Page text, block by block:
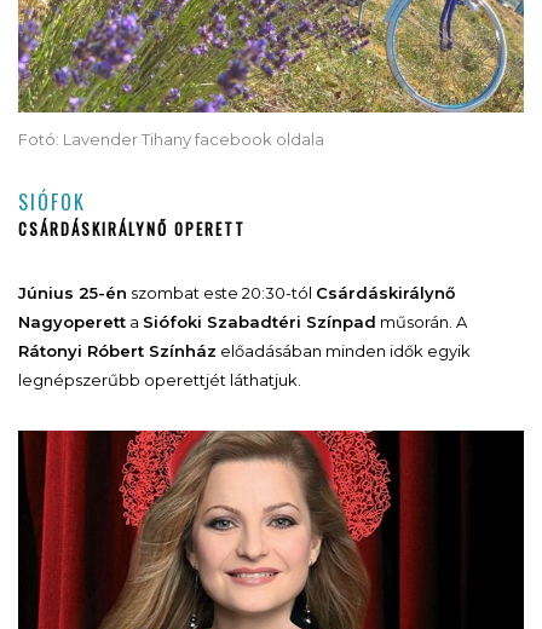
Fotó: Lavender Tihany facebook oldala
SIÓFOK
CSÁRDÁSKIRÁLYNŐ OPERETT
Június 25-én szombat este 20:30-tól Csárdáskirálynő
Nagyoperett a Siófoki Szabadtéri Színpad műsorán. A
Rátonyi Róbert Színház előadásában minden idők egyik
legnépszerűbb operettjét láthatjuk.